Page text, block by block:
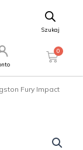
Szukaj
0
Fury Impact